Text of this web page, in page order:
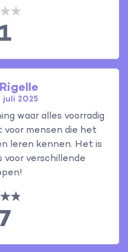
2025
waar alles voorradig
voor mensen die het
leren kennen. Het is
voor verschillende